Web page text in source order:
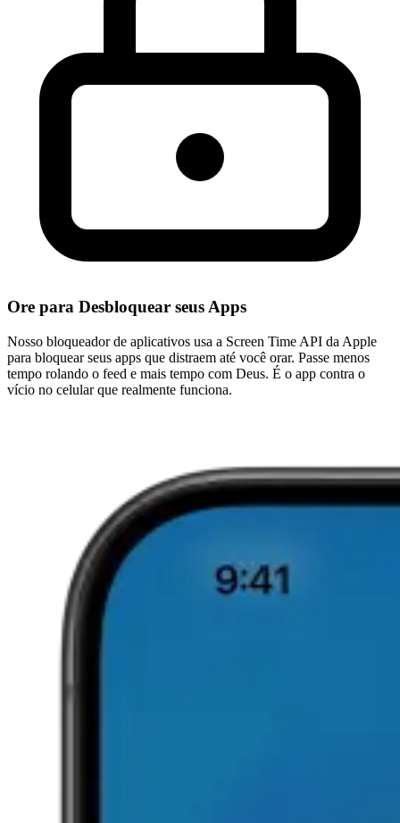
Ore para Desbloquear seus Apps
Nosso bloqueador de aplicativos usa a Screen Time API da Apple
para bloquear seus apps que distraem até você orar. Passe menos
tempo rolando o feed e mais tempo com Deus. É o app contra o
vício no celular que realmente funciona.